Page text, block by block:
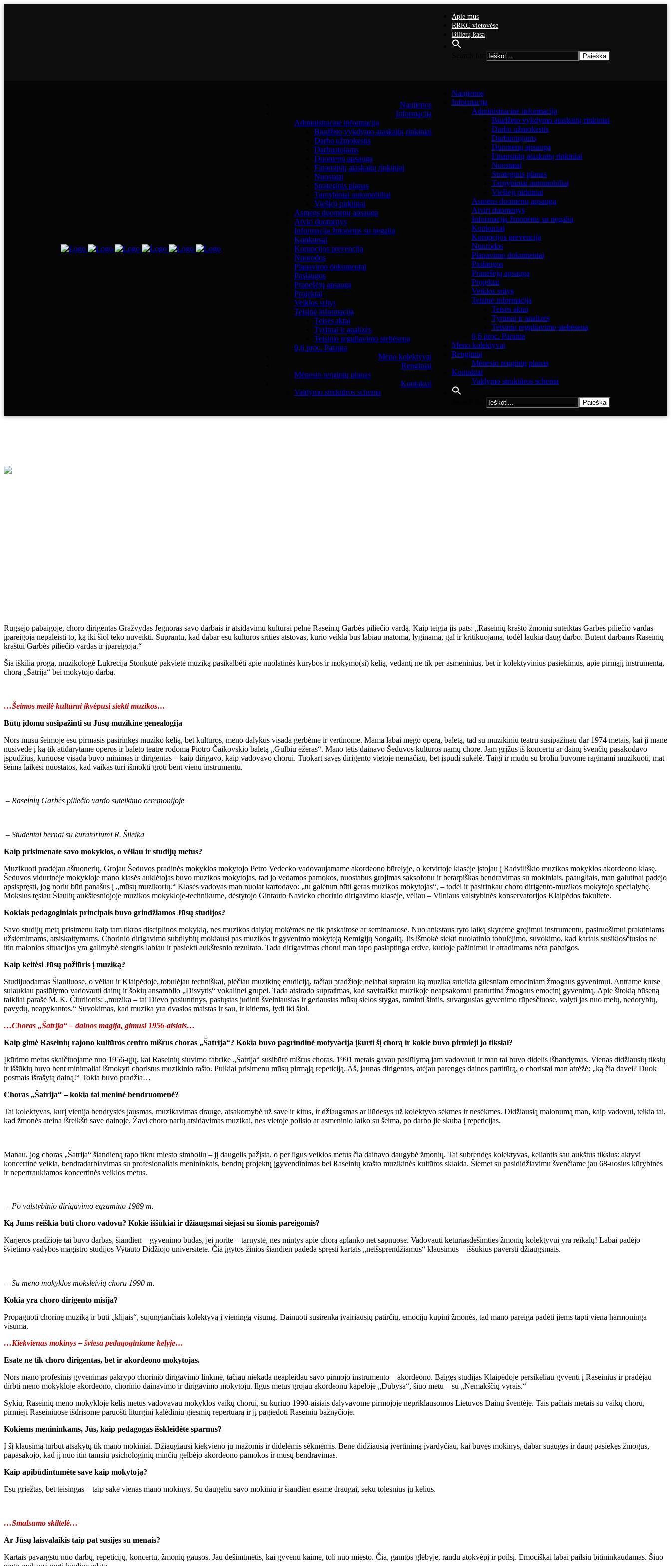
Apie mus
RRKC vietovėse
Bilietų kasa
Naujienos
Informacija
Administracinė informacija
Biudžeto vykdymo ataskaitų rinkiniai
Darbo užmokestis
Darbuotojams
Duomenų apsauga
Finansinių ataskaitų rinkiniai
Nuostatai
Strateginis planas
Tarnybiniai automobiliai
Viešieji pirkimai
Asmens duomenų apsauga
Atviri duomenys
Informacija žmonėms su negalia
Konkursai
Korupcijos prevencija
Nuorodos
Planavimo dokumentai
Paslaugos
Pranešėjų apsauga
Projektai
Veiklos sritys
Teisinė informacija
Teisės aktai
Tyrimai ir analizės
Teisinio reguliavimo stebėsena
0,6 proc. Parama
Meno kolektyvai
Renginiai
Mėnesio renginių planas
Kontaktai
Valdymo struktūros schema
Naujienos
Informacija
Administracinė informacija
Biudžeto vykdymo ataskaitų rinkiniai
Darbo užmokestis
Darbuotojams
Duomenų apsauga
Finansinių ataskaitų rinkiniai
Nuostatai
Strateginis planas
Tarnybiniai automobiliai
Viešieji pirkimai
Asmens duomenų apsauga
Atviri duomenys
Informacija žmonėms su negalia
Konkursai
Korupcijos prevencija
Nuorodos
Planavimo dokumentai
Paslaugos
Pranešėjų apsauga
Projektai
Veiklos sritys
Teisinė informacija
Teisės aktai
Tyrimai ir analizės
Teisinio reguliavimo stebėsena
0,6 proc. Parama
Meno kolektyvai
Renginiai
Mėnesio renginių planas
Kontaktai
Valdymo struktūros schema
Rugsėjo pabaigoje, choro dirigentas Gražvydas Jegnoras savo darbais ir atsidavimu kultūrai pelnė Raseinių Garbės piliečio vardą. Kaip teigia jis pats: „Raseinių krašto žmonių suteiktas Garbės piliečio vardas
įpareigoja nepaleisti to, ką iki šiol teko nuveikti. Suprantu, kad dabar esu kultūros srities atstovas, kurio veikla bus labiau matoma, lyginama, gal ir kritikuojama, todėl laukia daug darbo. Būtent darbams Raseinių
kraštui Garbės piliečio vardas ir įpareigoja.“
Šia iškilia proga, muzikologė Lukrecija Stonkutė pakvietė muziką pasikalbėti apie nuolatinės kūrybos ir mokymo(si) kelią, vedantį ne tik per asmeninius, bet ir kolektyvinius pasiekimus, apie pirmąjį instrumentą,
chorą „Šatrija“ bei mokytojo darbą.
…Šeimos meilė kultūrai įkvėpusi siekti muzikos…
Būtų įdomu susipažinti su Jūsų muzikine genealogija
Nors mūsų šeimoje esu pirmasis pasirinkęs muziko kelią, bet kultūros, meno dalykus visada gerbėme ir vertinome. Mama labai mėgo operą, baletą, tad su muzikiniu teatru susipažinau dar 1974 metais, kai ji mane
nusivedė į ką tik atidarytame operos ir baleto teatre rodomą Piotro Čaikovskio baletą „Gulbių ežeras“. Mano tėtis dainavo Šeduvos kultūros namų chore. Jam grįžus iš koncertų ar dainų švenčių pasakodavo
įspūdžius, kuriuose visada buvo minimas ir dirigentas – kaip dirigavo, kaip vadovavo chorui. Tuokart savęs dirigento vietoje nemačiau, bet įspūdį sukėlė. Taigi ir mudu su broliu buvome raginami muzikuoti, mat
šeima laikėsi nuostatos, kad vaikas turi išmokti groti bent vienu instrumentu.
– Raseinių Garbės piliečio vardo suteikimo ceremonijoje
– Studentai bernai su kuratoriumi R. Šileika
Kaip prisimenate savo mokyklos, o vėliau ir studijų metus?
Muzikuoti pradėjau aštuonerių. Grojau Šeduvos pradinės mokyklos mokytojo Petro Vedecko vadovaujamame akordeono būrelyje, o ketvirtoje klasėje įstojau į Radviliškio muzikos mokyklos akordeono klasę.
Šeduvos vidurinėje mokykloje mano klasės auklėtojas buvo muzikos mokytojas, tad jo vedamos pamokos, nuostabus grojimas saksofonu ir betarpiškas bendravimas su mokiniais, paaugliais, man galutinai padėjo
apsispręsti, jog noriu būti panašus į „mūsų muzikorių.“ Klasės vadovas man nuolat kartodavo: „tu galėtum būti geras muzikos mokytojas“, – todėl ir pasirinkau choro dirigento-muzikos mokytojo specialybę.
Mokslus tęsiau Šiaulių aukštesniojoje muzikos mokykloje-technikume, dėstytojo Gintauto Navicko chorinio dirigavimo klasėje, vėliau – Vilniaus valstybinės konservatorijos Klaipėdos fakultete.
Kokiais pedagoginiais principais buvo grindžiamos Jūsų studijos?
Savo studijų metą prisimenu kaip tam tikros disciplinos mokyklą, nes muzikos dalykų mokėmės ne tik paskaitose ar seminaruose. Nuo ankstaus ryto laiką skyrėme grojimui instrumentu, pasiruošimui praktiniams
užsiėmimams, atsiskaitymams. Chorinio dirigavimo subtilybių mokiausi pas muzikos ir gyvenimo mokytoją Remigijų Songailą. Jis išmokė siekti nuolatinio tobulėjimo, suvokimo, kad kartais susiklosčiusios ne
itin malonios situacijos yra galimybė stengtis labiau ir pasiekti aukštesnio rezultato. Tada dirigavimas chorui man tapo paslaptinga erdve, kurioje pažinimui ir atradimams nėra pabaigos.
Kaip keitėsi Jūsų požiūris į muziką?
Studijuodamas Šiauliuose, o vėliau ir Klaipėdoje, tobulėjau techniškai, plėčiau muzikinę erudiciją, tačiau pradžioje nelabai supratau ką muzika suteikia gilesniam emociniam žmogaus gyvenimui. Antrame kurse
sulaukiau pasiūlymo vadovauti dainų ir šokių ansamblio „Disvytis“ vokalinei grupei. Tada atsirado supratimas, kad saviraiška muzikoje neapsakomai praturtina žmogaus emocinį gyvenimą. Apie šitokią būseną
taikliai parašė M. K. Čiurlionis: „muzika – tai Dievo pasiuntinys, pasiųstas judinti švelniausias ir geriausias mūsų sielos stygas, raminti širdis, suvargusias gyvenimo rūpesčiuose, valyti jas nuo melų, nedorybių,
pavydų, neapykantos.“ Suvokimas, kad muzika yra dvasios maistas ir sau, ir kitiems, lydi iki šiol.
…Choras „Šatrija“ – dainos magija, gimusi 1956-aisiais…
Kaip gimė Raseinių rajono kultūros centro mišrus choras „Šatrija“? Kokia buvo pagrindinė motyvacija įkurti šį chorą ir kokie buvo pirmieji jo tikslai?
Įkūrimo metus skaičiuojame nuo 1956-ųjų, kai Raseinių siuvimo fabrike „Šatrija“ susibūrė mišrus choras. 1991 metais gavau pasiūlymą jam vadovauti ir man tai buvo didelis išbandymas. Vienas didžiausių tikslų
ir iššūkių buvo bent minimaliai išmokyti choristus muzikinio rašto. Puikiai prisimenu mūsų pirmąją repeticiją. Aš, jaunas dirigentas, atėjau parengęs dainos partitūrą, o choristai man atrėžė: „ką čia davei? Duok
posmais išrašytą dainą!“ Tokia buvo pradžia…
Choras ,,Šatrija“ – kokia tai meninė bendruomenė?
Tai kolektyvas, kurį vienija bendrystės jausmas, muzikavimas drauge, atsakomybė už save ir kitus, ir džiaugsmas ar liūdesys už kolektyvo sėkmes ir nesėkmes. Didžiausią malonumą man, kaip vadovui, teikia tai,
kad žmonės ateina išreikšti save dainoje. Žavi choro narių atsidavimas muzikai, nes vietoje poilsio ar asmeninio laiko su šeima, po darbo jie skuba į repeticijas.
Manau, jog choras „Šatrija“ šiandieną tapo tikru miesto simboliu – jį daugelis pažįsta, o per ilgus veiklos metus čia dainavo daugybė žmonių. Tai subrendęs kolektyvas, keliantis sau aukštus tikslus: aktyvi
koncertinė veikla, bendradarbiavimas su profesionaliais menininkais, bendrų projektų įgyvendinimas bei Raseinių krašto muzikinės kultūros sklaida. Šiemet su pasididžiavimu švenčiame jau 68-uosius kūrybinės
ir nepertraukiamos koncertinės veiklos metus.
– Po valstybinio dirigavimo egzamino 1989 m.
Ką Jums reiškia būti choro vadovu? Kokie iššūkiai ir džiaugsmai siejasi su šiomis pareigomis?
Karjeros pradžioje tai buvo darbas, šiandien – gyvenimo būdas, jei norite – tarnystė, nes mintys apie chorą aplanko net sapnuose. Vadovauti keturiasdešimties žmonių kolektyvui yra reikalų! Labai padėjo
švietimo vadybos magistro studijos Vytauto Didžiojo universitete. Čia įgytos žinios šiandien padeda spręsti kartais „neišsprendžiamus“ klausimus – iššūkius paversti džiaugsmais.
– Su meno mokyklos moksleivių choru 1990 m.
Kokia yra choro dirigento misija?
Propaguoti chorinę muziką ir būti „klijais“, sujungiančiais kolektyvą į vieningą visumą. Dainuoti susirenka įvairiausių patirčių, emocijų kupini žmonės, tad mano pareiga padėti jiems tapti viena harmoninga
visuma.
…Kiekvienas mokinys – šviesa pedagoginiame kelyje…
Esate ne tik choro dirigentas, bet ir akordeono mokytojas.
Nors mano profesinis gyvenimas pakrypo chorinio dirigavimo linkme, tačiau niekada neapleidau savo pirmojo instrumento – akordeono. Baigęs studijas Klaipėdoje persikėliau gyventi į Raseinius ir pradėjau
dirbti meno mokykloje akordeono, chorinio dainavimo ir dirigavimo mokytoju. Ilgus metus grojau akordeonu kapeloje „Dubysa“, šiuo metu – su „Nemakščių vyrais.“
Sykiu, Raseinių meno mokykloje kelis metus vadovavau mokyklos vaikų chorui, su kuriuo 1990-aisiais dalyvavome pirmojoje nepriklausomos Lietuvos Dainų šventėje. Tais pačiais metais su vaikų choru,
pirmieji Raseiniuose išdrįsome paruošti liturginį kalėdinių giesmių repertuarą ir jį pagiedoti Raseinių bažnyčioje.
Kokiems menininkams, Jūs, kaip pedagogas išskleidėte sparnus?
Į šį klausimą turbūt atsakytų tik mano mokiniai. Džiaugiausi kiekvieno jų mažomis ir didelėmis sėkmėmis. Bene didžiausią įvertinimą įvardyčiau, kai buvęs mokinys, dabar suaugęs ir daug pasiekęs žmogus,
papasakojo, kad jį nuo itin tamsių psichologinių minčių gelbėjo akordeono pamokos ir mūsų bendravimas.
Kaip apibūdintumėte save kaip mokytoją?
Esu griežtas, bet teisingas – taip sakė vienas mano mokinys. Su daugeliu savo mokinių ir šiandien esame draugai, seku tolesnius jų kelius.
…Smalsumo skiltelė…
Ar Jūsų laisvalaikis taip pat susijęs su menais?
Kartais pavargstu nuo darbų, repeticijų, koncertų, žmonių gausos. Jau dešimtmetis, kai gyvenu kaime, toli nuo miesto. Čia, gamtos glėbyje, randu atokvėpį ir poilsį. Emociškai labai pailsiu bitininkaudamas. Šiuo